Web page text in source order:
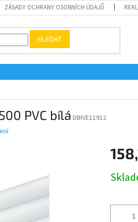
ZÁSADY OCHRANY OSOBNÍCH ÚDAJŮ
HLEDAT
PVC bílá DBIVE11912
cena: